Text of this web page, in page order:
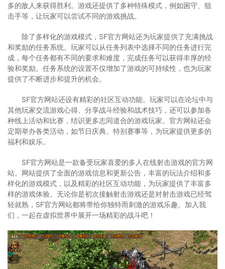
多的敌人来获得胜利。游戏还提供了多种特殊模式，例如困守、狙
击手等，让玩家可以尝试不同的游戏挑战。
除了多样化的游戏模式，SF官方网站还为玩家提供了充满挑战
和奖励的任务系统。玩家可以从任务列表中选择不同的任务进行完
成，每个任务都有不同的要求和难度，完成任务可以获得丰厚的经
验和奖励。任务系统的设置不仅增加了游戏的可持续性，也为玩家
提供了不断进步和提升的机会。
SF官方网站还设有精彩的社区互动功能。玩家可以在论坛中与
其他玩家交流游戏心得、分享战斗经验和战术技巧，还可以参加各
种线上活动和比赛，结识更多志同道合的游戏玩家。官方网站还会
定期举办各类活动，如节日庆典、特别赛事等，为玩家提供更多的
福利和娱乐。
SF官方网站是一款备受玩家喜爱的多人在线射击游戏的官方网
站。网站提供了全面的游戏信息和更新公告，丰富的玩法介绍和多
样化的游戏模式，以及精彩的社区互动功能，为玩家提供了丰富多
样的游戏体验。无论你是初次接触射击游戏还是对射击游戏已经驾
轻就熟，SF官方网站都将带给你独特而刺激的游戏乐趣。加入我
们，一起在虚拟世界中展开一场精彩的战斗吧！